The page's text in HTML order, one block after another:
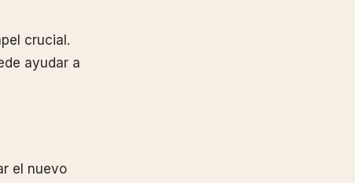
crucial.
ayudar a
el nuevo